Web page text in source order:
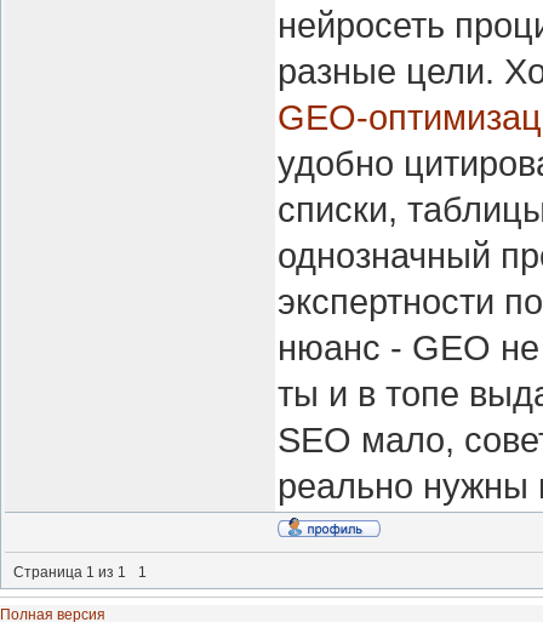
нейросеть
разные цели.
GEO-
удобно
списки,
однозначный
экспертности
нюанс - GEO
ты и в топе
SEO мало,
реально нужны
Страница 1 из 1 1
Полная версия